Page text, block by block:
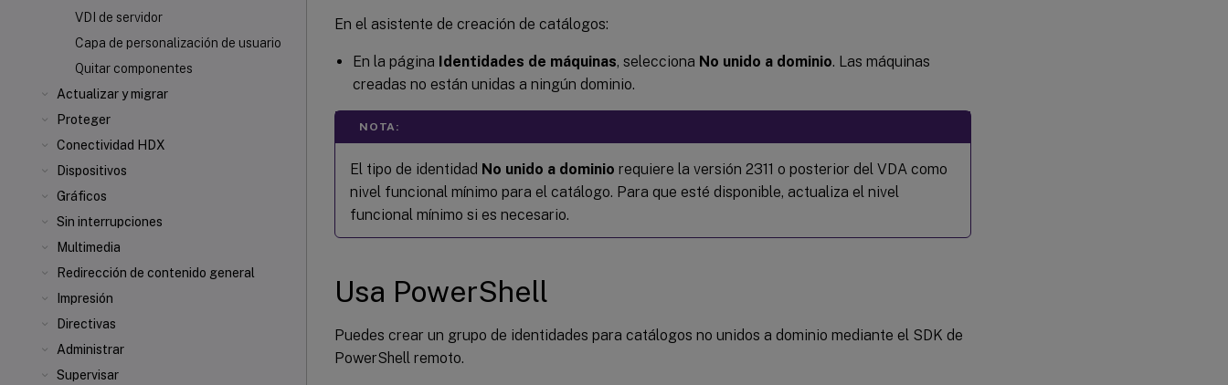
VDI de servidor
Capa de personalización de usuario
Quitar componentes
Actualizar y migrar
Proteger
Conectividad HDX
Dispositivos
Gráficos
Sin interrupciones
Multimedia
Redirección de contenido general
Impresión
Directivas
Administrar
Supervisar
En el asistente de creación de catálogos:
En la página Identidades de máquinas, selecciona No unido a dominio. Las máquinas
creadas no están unidas a ningún dominio.
NOTA:
El tipo de identidad No unido a dominio requiere la versión 2311 o posterior del VDA como
nivel funcional mínimo para el catálogo. Para que esté disponible, actualiza el nivel
funcional mínimo si es necesario.
Usa PowerShell
Puedes crear un grupo de identidades para catálogos no unidos a dominio mediante el SDK de
PowerShell remoto.